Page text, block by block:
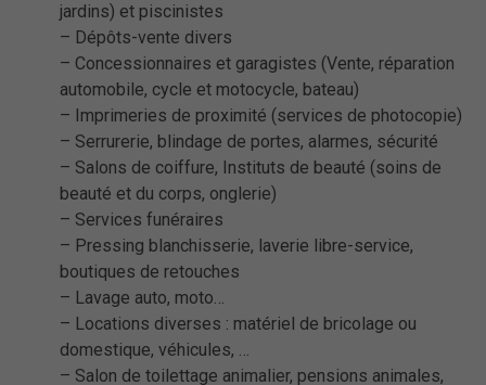
jardins) et piscinistes
– Dépôts-vente divers
– Concessionnaires et garagistes (Vente, réparation
automobile, cycle et motocycle, bateau)
– Imprimeries de proximité (services de photocopie)
– Serrurerie, blindage de portes, alarmes, sécurité
– Salons de coiffure, Instituts de beauté (soins de
beauté et du corps, onglerie)
– Services funéraires
– Pressing blanchisserie, laverie libre-service,
boutiques de retouches
– Lavage auto, moto…
– Locations diverses : matériel de bricolage ou
domestique, véhicules, …
– Salon de toilettage animalier, pensions animales,